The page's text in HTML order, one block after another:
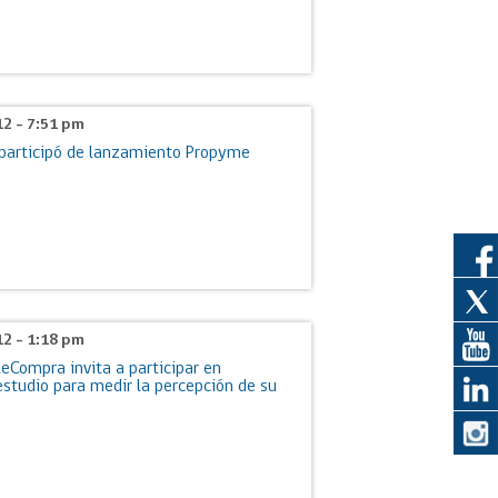
el
- 7:51 pm
de lanzamiento Propyme
- 1:18 pm
invita a participar en
para medir la percepción de su